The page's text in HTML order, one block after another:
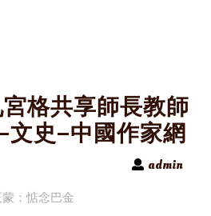
格共享師長教師
文史–中國作家網
admin
：惦念巴金